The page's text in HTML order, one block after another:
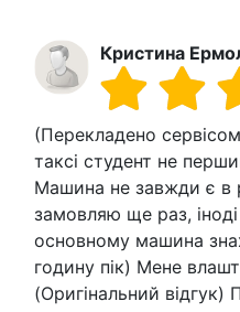
Кристина
(Перекладено
таксі студент не
Машина не завжди є в
замовляю ще раз, іноді
основному машина
годину пік) Мене
(Оригінальний відгук)